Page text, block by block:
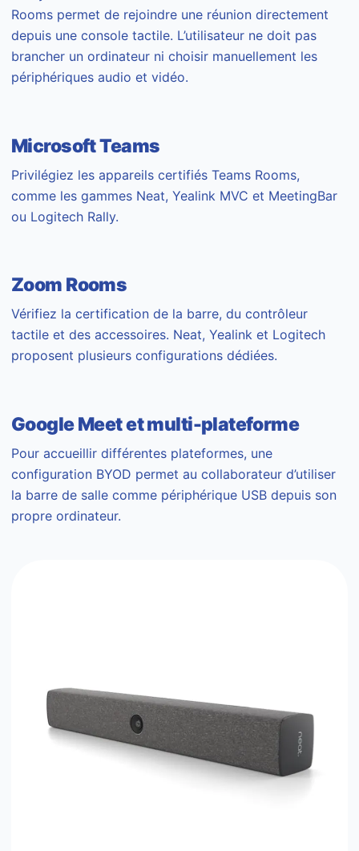
Rooms permet de rejoindre une réunion directement
depuis une console tactile. L’utilisateur ne doit pas
brancher un ordinateur ni choisir manuellement les
périphériques audio et vidéo.
Microsoft Teams
Privilégiez les appareils certifiés Teams Rooms,
comme les gammes Neat, Yealink MVC et MeetingBar
ou Logitech Rally.
Zoom Rooms
Vérifiez la certification de la barre, du contrôleur
tactile et des accessoires. Neat, Yealink et Logitech
proposent plusieurs configurations dédiées.
Google Meet et multi-plateforme
Pour accueillir différentes plateformes, une
configuration BYOD permet au collaborateur d’utiliser
la barre de salle comme périphérique USB depuis son
propre ordinateur.